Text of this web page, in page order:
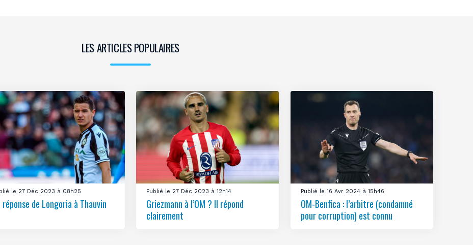
LES ARTICLES POPULAIRES
le 27 Déc 2023 à 08h25
réponse de Longoria à Thauvin
Publié le 27 Déc 2023 à 12h14
Griezmann à l’OM ? Il répond
clairement
Publié le 16 Avr 2024 à 15h46
OM-Benfica : l’arbitre (condamné
pour corruption) est connu